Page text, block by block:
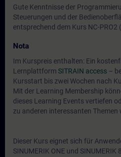
Gute Kenntnisse der
Steuerungen und der
entsprechend dem Kurs NC-PRO2
Nota
Im Kurspreis enthalten: Ein
Lernplattform SITRAIN access –
Kursstart bis zwei Wochen nach
Mit der Learning Membership
dieses Learning Events vertiefen
zu anderen interessanten Themen
Dieser Kurs eignet sich für
SINUMERIK ONE und